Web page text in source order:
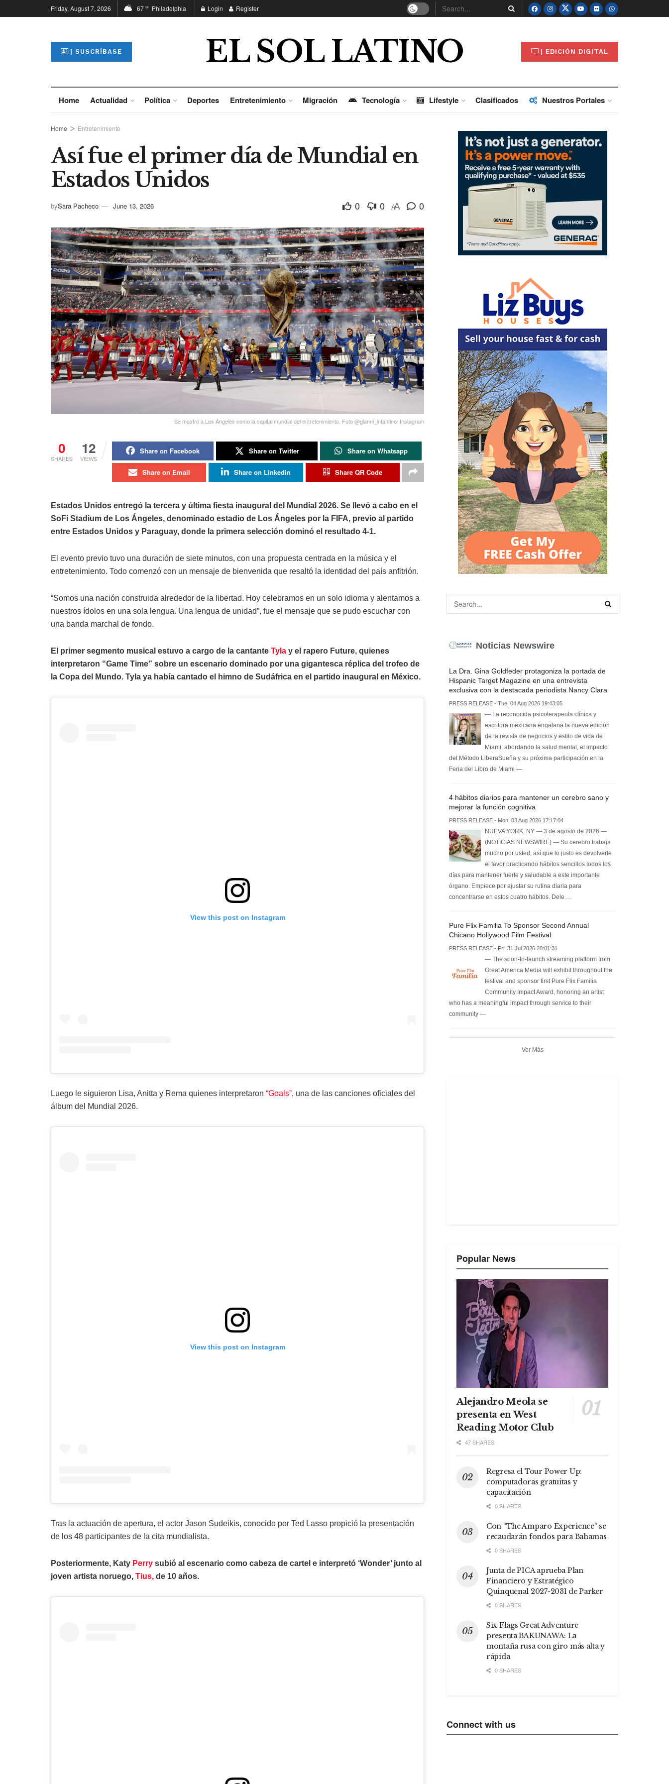
Friday, August 7, 2026 67°F Philadelphia Login Register
| SUSCRÍBASE EL SOL LATINO | EDICIÓN DIGITAL
Home Actualidad Política Deportes Entretenimiento Migración Tecnología Lifestyle Clasificados Nuestros Portales
Home Entretenimiento
Así fue el primer día de Mundial en
Estados Unidos
bySara Pacheco June 13, 2026 0 0 AA 0
Se mostró a Los Ángeles como la capital mundial del entretenimiento. Foto @gianni_infantino/ Instagram
0
SHARES
12
VIEWS
Share on Facebook Share on Twitter Share on Whatsapp
Share on Email Share on Linkedin Share QR Code
Estados Unidos entregó la tercera y última fiesta inaugural del Mundial 2026. Se llevó a cabo en el
SoFi Stadium de Los Ángeles, denominado estadio de Los Ángeles por la FIFA, previo al partido
entre Estados Unidos y Paraguay, donde la primera selección dominó el resultado 4-1.
El evento previo tuvo una duración de siete minutos, con una propuesta centrada en la música y el
entretenimiento. Todo comenzó con un mensaje de bienvenida que resaltó la identidad del país anfitrión.
“Somos una nación construida alrededor de la libertad. Hoy celebramos en un solo idioma y alentamos a
nuestros ídolos en una sola lengua. Una lengua de unidad”, fue el mensaje que se pudo escuchar con
una banda marchal de fondo.
El primer segmento musical estuvo a cargo de la cantante Tyla y el rapero Future, quienes
interpretaron “Game Time” sobre un escenario dominado por una gigantesca réplica del trofeo de
la Copa del Mundo. Tyla ya había cantado el himno de Sudáfrica en el partido inaugural en México.
View this post on Instagram
Luego le siguieron Lisa, Anitta y Rema quienes interpretaron “Goals”, una de las canciones oficiales del
álbum del Mundial 2026.
View this post on Instagram
Tras la actuación de apertura, el actor Jason Sudeikis, conocido por Ted Lasso propició la presentación
de los 48 participantes de la cita mundialista.
Posteriormente, Katy Perry subió al escenario como cabeza de cartel e interpretó ‘Wonder’ junto al
joven artista noruego, Tius, de 10 años.
Noticias Newswire
La Dra. Gina Goldfeder protagoniza la portada de
Hispanic Target Magazine en una entrevista
exclusiva con la destacada periodista Nancy Clara
PRESS RELEASE - Tue, 04 Aug 2026 19:43:05
— La reconocida psicoterapeuta clínica y
escritora mexicana engalana la nueva edición
de la revista de negocios y estilo de vida de
Miami, abordando la salud mental, el impacto
del Método LiberaSueña y su próxima participación en la
Feria del Libro de Miami —
4 hábitos diarios para mantener un cerebro sano y
mejorar la función cognitiva
PRESS RELEASE - Mon, 03 Aug 2026 17:17:04
NUEVA YORK, NY — 3 de agosto de 2026 —
(NOTICIAS NEWSWIRE) — Su cerebro trabaja
mucho por usted, así que lo justo es devolverle
el favor practicando hábitos sencillos todos los
días para mantener fuerte y saludable a este importante
órgano. Empiece por ajustar su rutina diaria para
concentrarse en estos cuatro hábitos. Dele …
Pure Flix Familia To Sponsor Second Annual
Chicano Hollywood Film Festival
PRESS RELEASE - Fri, 31 Jul 2026 20:01:31
— The soon-to-launch streaming platform from
Great America Media will exhibit throughout the
festival and sponsor first Pure Flix Familia
Community Impact Award, honoring an artist
who has a meaningful impact through service to their
community —
Ver Más
Popular News
Alejandro Meola se
presenta en West
Reading Motor Club
47 SHARES
Regresa el Tour Power Up:
computadoras gratuitas y
capacitación
0 SHARES
Con “The Amparo Experience” se
recaudarán fondos para Bahamas
0 SHARES
Junta de PICA aprueba Plan
Financiero y Estratégico
Quinquenal 2027-2031 de Parker
0 SHARES
Six Flags Great Adventure
presenta BAKUNAWA: La
montaña rusa con giro más alta y
rápida
0 SHARES
Connect with us